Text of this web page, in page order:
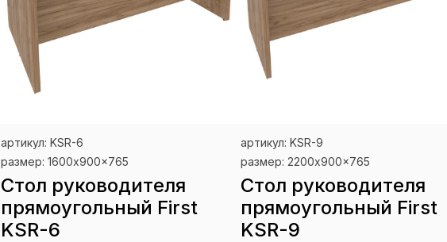
артикул: KSR-6
размер: 1600x900x765
Стол руководителя
прямоугольный First
KSR-6
артикул: KSR-9
размер: 2200x900x765
Стол руководителя
прямоугольный First
KSR-9